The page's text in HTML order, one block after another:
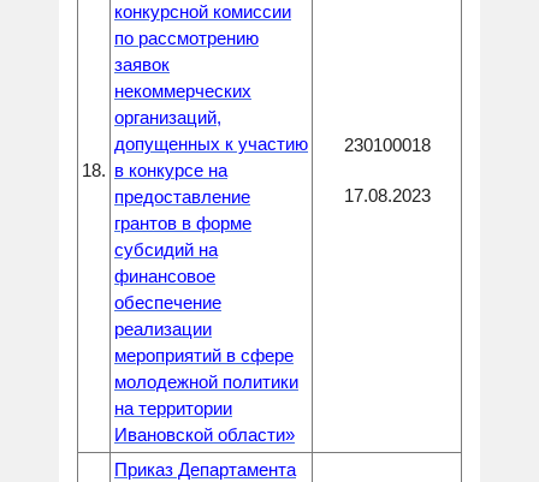
18.
конкурсной комиссии
по рассмотрению
заявок
некоммерческих
организаций,
допущенных к участию
в конкурсе на
предоставление
грантов в форме
субсидий на
финансовое
обеспечение
реализации
мероприятий в сфере
молодежной политики
на территории
Ивановской области»
230100018
17.08.2023
Приказ Департамента